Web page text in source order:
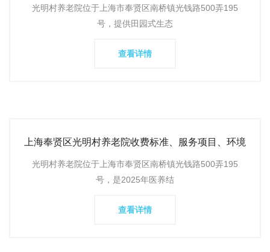
光明村养老院位于上海市奉贤区南桥镇光钱路500弄195
号，提供田园式生态
查看详情
上海奉贤区光明村养老院收费标准、服务项目、环境
光明村养老院位于上海市奉贤区南桥镇光钱路500弄195
号，是2025年医养结
查看详情